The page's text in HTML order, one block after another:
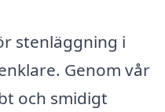
stenläggning i
Genom vår
och smidigt